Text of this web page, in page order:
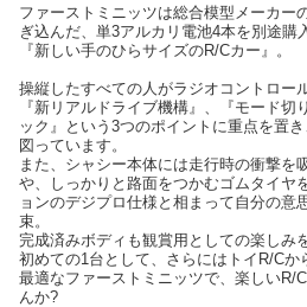
ファーストミニッツは総合模型メーカー
ぎ込んだ、単3アルカリ電池4本を別途購
『新しい手のひらサイズのR/Cカー』。
操縦したすべての人がラジオコントロー
『新リアルドライブ機構』、『モード切
ック』という3つのポイントに重点を置
図っています。
また、シャシー本体には走行時の衝撃を
や、しっかりと路面をつかむゴムタイヤ
ョンのデジプロ仕様と相まって自分の意
束。
完成済みボディも観賞用としての楽しみ
初めての1台として、さらにはトイR/Cか
最適なファーストミニッツで、楽しいR/
んか?